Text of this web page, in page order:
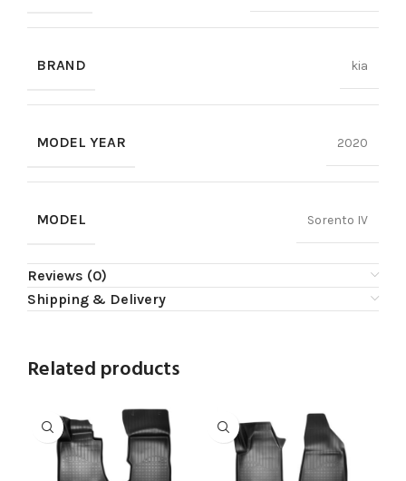
BRAND kia
MODEL YEAR 2020
MODEL Sorento IV
Reviews (0)
Shipping & Delivery
Related products